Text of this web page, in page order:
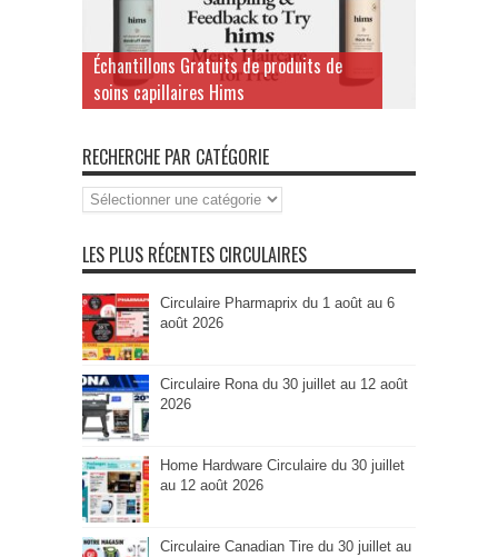
Échantillons Gratuits de produits de
soins capillaires Hims
RECHERCHE PAR CATÉGORIE
Recherche
par
LES PLUS RÉCENTES CIRCULAIRES
Circulaire Pharmaprix du 1 août au 6
août 2026
Circulaire Rona du 30 juillet au 12 août
2026
Home Hardware Circulaire du 30 juillet
au 12 août 2026
Circulaire Canadian Tire du 30 juillet au